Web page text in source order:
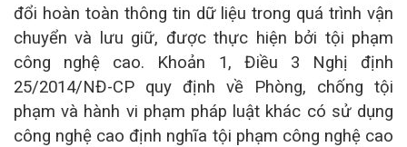
đổi hoàn toàn thông tin dữ liệu trong quá trình vận
chuyển và lưu giữ, được thực hiện bởi tội phạm
công nghệ cao. Khoản 1, Điều 3 Nghị định
25/2014/NĐ-CP quy định về Phòng, chống tội
phạm và hành vi phạm pháp luật khác có sử dụng
công nghệ cao định nghĩa tội phạm công nghệ cao